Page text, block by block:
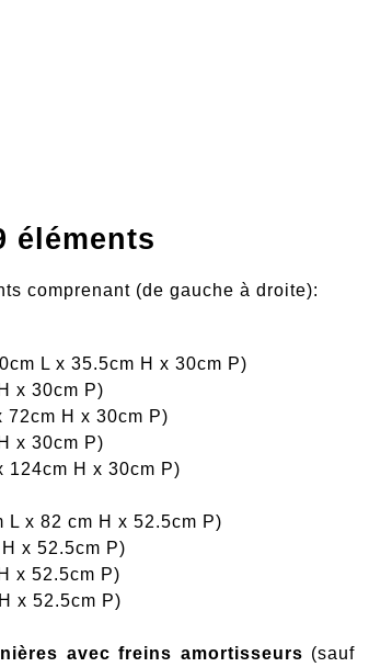
éléments
comprenant (de gauche à droite):
L x 35.5cm H x 30cm P)
x 30cm P)
72cm H x 30cm P)
x 30cm P)
124cm H x 30cm P)
x 82 cm H x 52.5cm P)
x 52.5cm P)
x 52.5cm P)
x 52.5cm P)
avec freins amortisseurs (sauf